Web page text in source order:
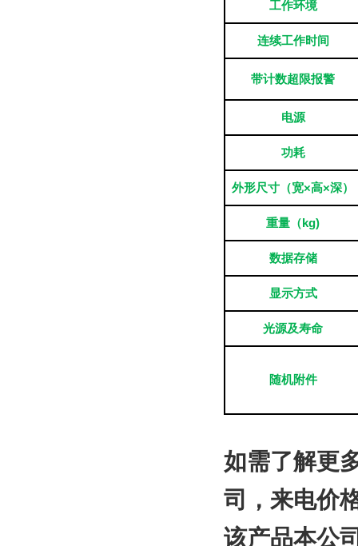
工作环境
连续工作时间
带计数超限报警
电源
功耗
外形尺寸（宽×高×深）
重量（kg)
数据存储
显示方式
光源及寿命
随机附件
如需了解更
司
，来电价
该产品本公